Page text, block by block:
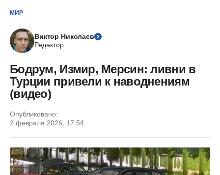
МИР
Виктор Николаев
Редактор
Бодрум, Измир, Мерсин: ливни в
Турции привели к наводнениям
(видео)
Опубликовано:
2 февраля 2026, 17:54